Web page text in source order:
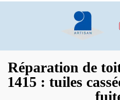
Réparation de
1415 : tuiles